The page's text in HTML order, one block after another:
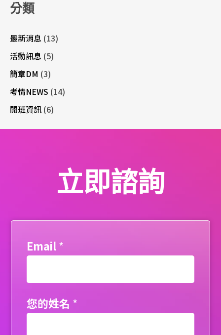
分類
最新消息 (13)
活動訊息 (5)
簡章DM (3)
考情NEWS (14)
開班資訊(6)
立即諮詢
Email*
您的姓名 *